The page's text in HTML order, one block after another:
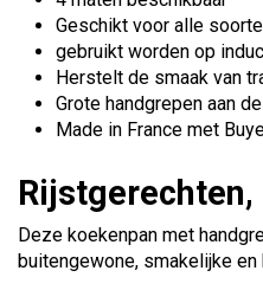
Geschikt voor alle
gebruikt worden op
Herstelt de smaak van
Grote handgrepen aan
Made in France met
Deze koekenpan met
buitengewone, smakelijke